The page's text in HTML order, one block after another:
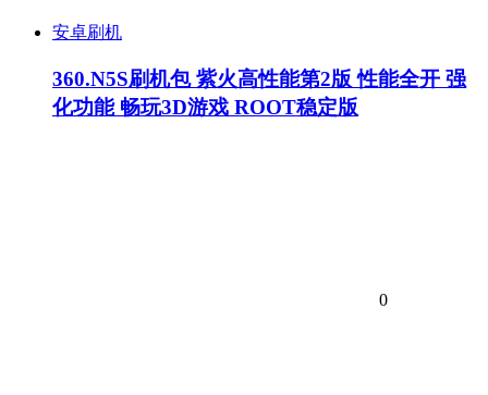
安卓刷机
360.N5S刷机包 紫火高性能第2版 性能全开 强
化功能 畅玩3D游戏 ROOT稳定版
0